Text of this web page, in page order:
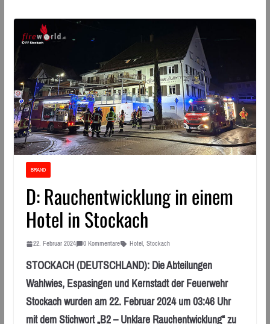
BRAND
D: Rauchentwicklung in einem
Hotel in Stockach
22. Februar 2024 0 Kommentare Hotel, Stockach
STOCKACH (DEUTSCHLAND): Die Abteilungen
Wahlwies, Espasingen und Kernstadt der Feuerwehr
Stockach wurden am 22. Februar 2024 um 03:46 Uhr
mit dem Stichwort „B2 – Unklare Rauchentwicklung“ zu